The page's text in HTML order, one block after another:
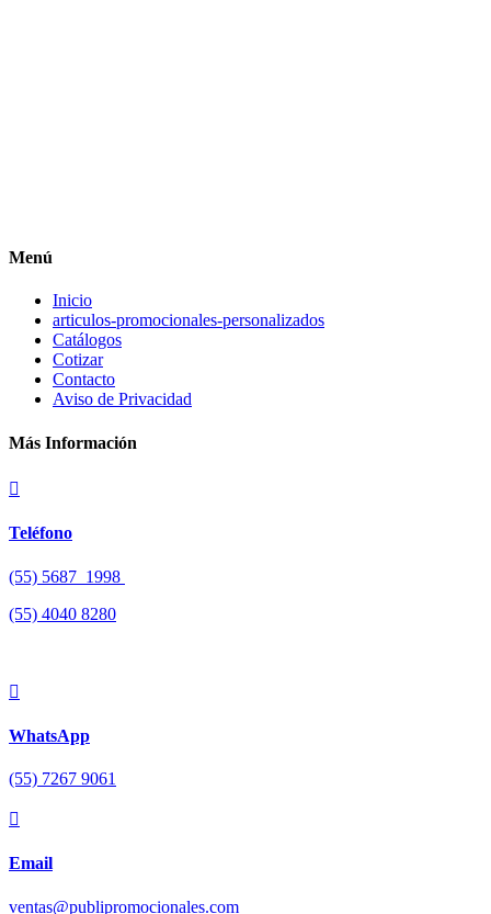
Menú
Inicio
articulos-promocionales-personalizados
Catálogos
Cotizar
Contacto
Aviso de Privacidad
Más Información

Teléfono
(55) 5687 1998
(55) 4040 8280

WhatsApp
(55) 7267 9061

Email
ventas@publipromocionales.com